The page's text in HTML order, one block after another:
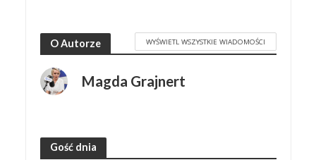
O Autorze WYŚWIETL WSZYSTKIE WIADOMOŚCI
Magda Grajnert
Gość dnia